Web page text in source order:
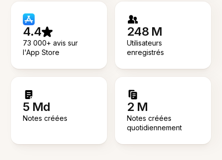
4.4
73 000+ avis sur
l'App Store
248 M
Utilisateurs
enregistrés
5 Md
Notes créées
2 M
Notes créées
quotidiennement